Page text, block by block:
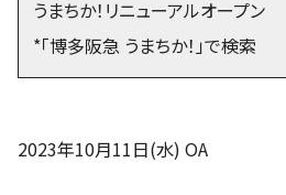
うまちか！リニューアルオープン
*「博多阪急 うまちか！」で検索
2023年10月11日(水) OA